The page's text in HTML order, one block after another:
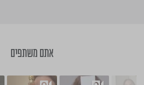
אתם משתפים
Slideshow
Slide controls